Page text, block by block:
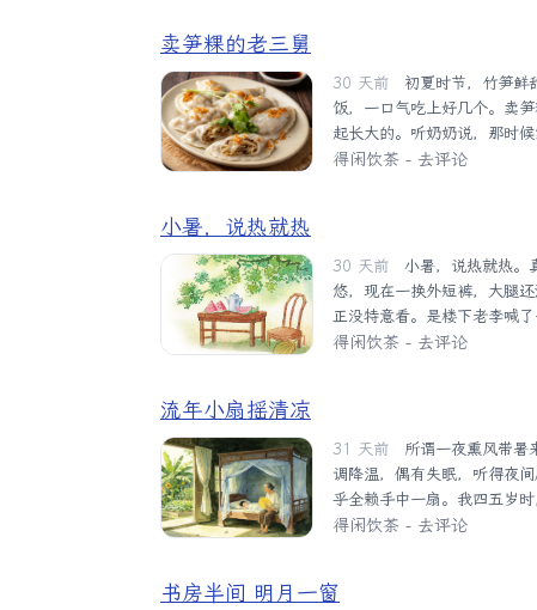
的一部分。燥热也刺激了鸟...
卖笋粿的老三舅
30 天前
饭，一口气吃上好几个。卖
起长大的。听奶奶说，那时
女儿。后来长大一些，兄弟
没有得到及时治疗，影响了
得闲饮茶 - 去评论
小暑，说热就热
30 天前
悠，现在一换外短裤，大腿
正没特意看。是楼下老李喊
脑子，现在是越来越不记事
皮厚了，怎么舒服怎么来。...
得闲饮茶 - 去评论
流年小扇摇清凉
31 天前
调降温，偶有失眠，听得夜
乎全赖手中一扇。我四五岁
由数十根纯白鹅翎围列而成
深刻的是他每每说到《三国
得闲饮茶 - 去评论
书房半间 明月一窗